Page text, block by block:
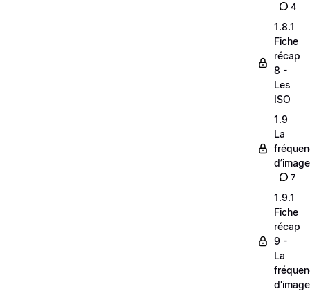
4
1.8.1
Fiche
récap
8 -
Les
ISO
1.9
La
d’image
7
1.9.1
Fiche
récap
9 -
La
d'image